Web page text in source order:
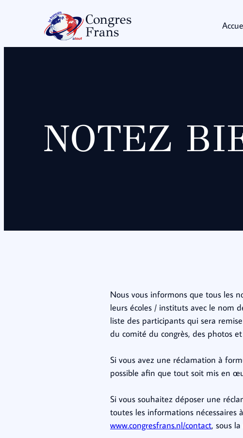
Congres
Frans
NOTEZ
Nous vous informons que tous les
leurs écoles / instituts avec le nom
liste des participants qui sera
du comité du congrès, des photos
Si vous avez une réclamation à
possible afin que tout soit mis en
Si vous souhaitez déposer une
toutes les informations nécessaires
www.congresfrans.nl/contact, sous